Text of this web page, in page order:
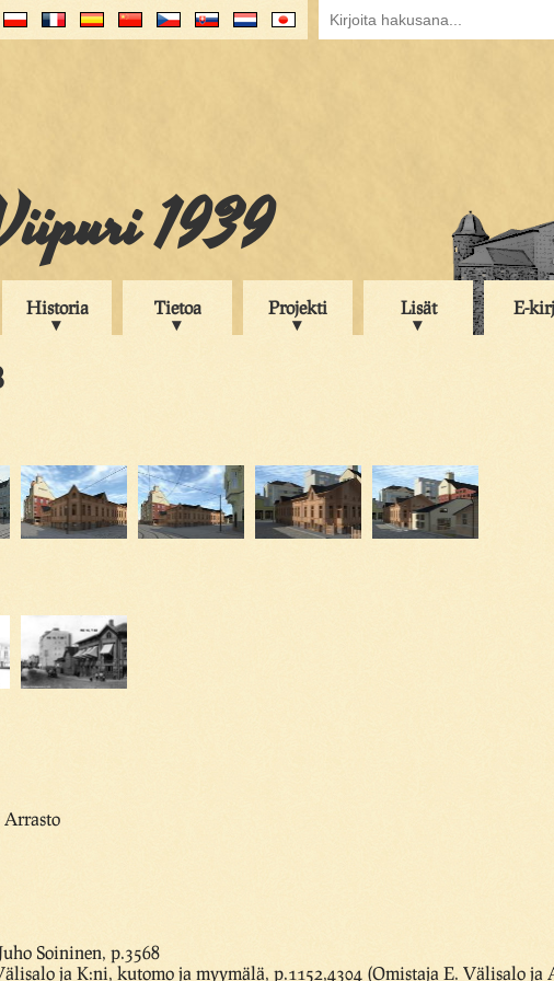
1939
Historia Tietoa Projekti Lisät E-
Arrasto
Soininen, p.3568
ja K:ni, kutomo ja myymälä, p.1152,4304 (Omistaja E. Välisalo ja